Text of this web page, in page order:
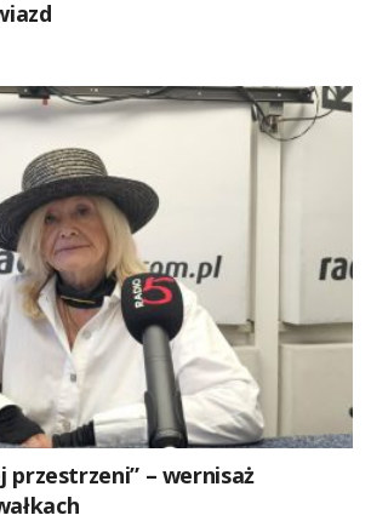
przestrzeni” – wernisaż